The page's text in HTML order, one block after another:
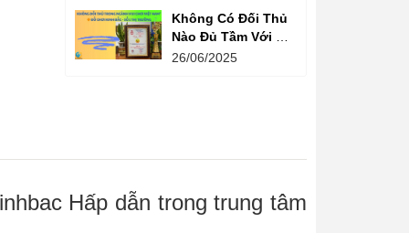
Không Có Đối Thủ
Nào Đủ Tầm Với Đồ
Chơi Kinh Bắc
26/06/2025
Hấp dẫn trong trung tâm